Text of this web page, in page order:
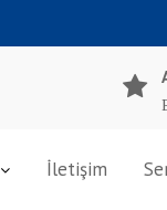
İletişim